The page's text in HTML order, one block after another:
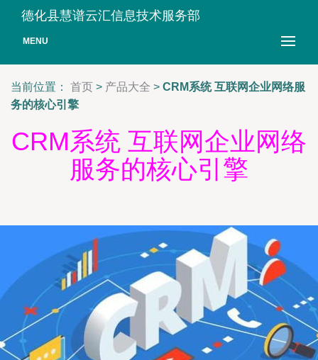
德化县慧谱云汇信息技术服务部
MENU
当前位置： 首页 > 产品大全 > CRM系统 互联网企业网络服
务的核心引擎
CRM系统 互联网企业网络
服务的核心引擎